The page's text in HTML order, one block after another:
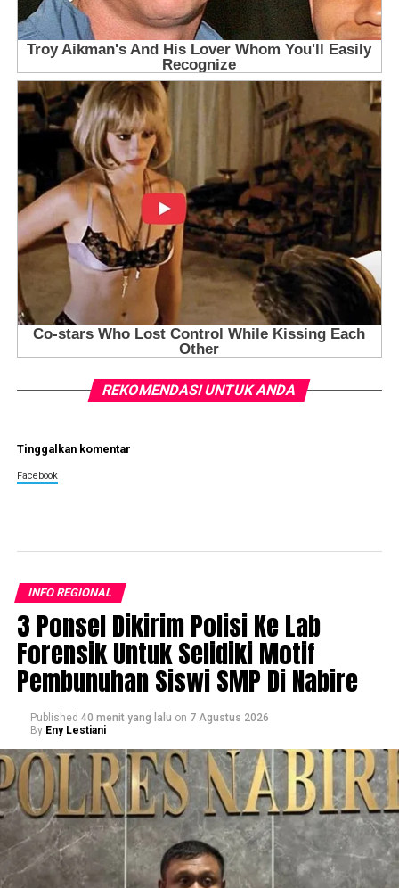
REKOMENDASI UNTUK ANDA
Tinggalkan komentar
Facebook
INFO REGIONAL
3 Ponsel Dikirim Polisi Ke Lab
Forensik Untuk Selidiki Motif
Pembunuhan Siswi SMP Di Nabire
Published 40 menit yang lalu on 7 Agustus 2026
By Eny Lestiani